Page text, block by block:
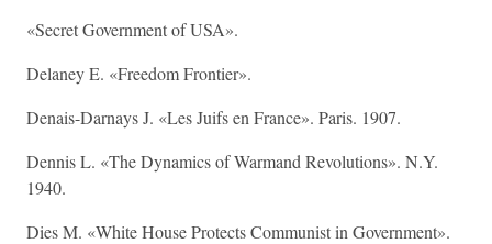
«Secret Government of USA».
Delaney E. «Freedom Frontier».
Denais-Darnays J. «Les Juifs en France». Paris. 1907.
Dennis L. «The Dynamics of Warmand Revolutions». N.Y.
1940.
Dies M. «White House Protects Communist in Government».